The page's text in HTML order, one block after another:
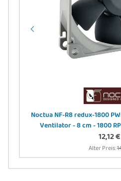
Noctua NF-R8 redux-1800
Ventilator - 8 cm - 1800
12,12 €
Alter Preis: